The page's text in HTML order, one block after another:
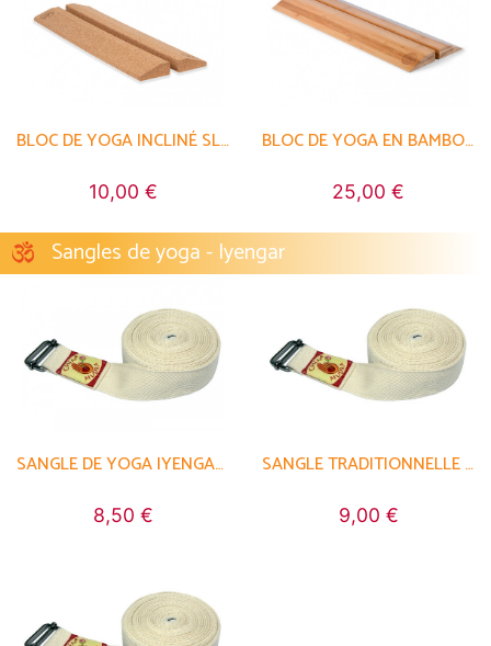
BLOC DE YOGA INCLINÉ SLANTING PLANK LIÈGE
10,00 €
BLOC DE YOGA EN BAMBOU MASSIF - SLANTING PLANK
25,00 €
Sangles de yoga - Iyengar
SANGLE DE YOGA IYENGAR 100% COTON BIO
8,50 €
SANGLE TRADITIONNELLE 100% COTON BIO
9,00 €